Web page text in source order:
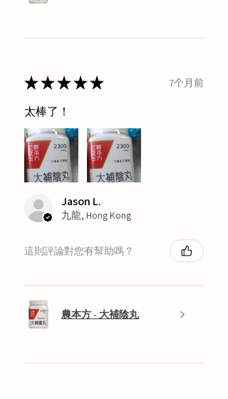
★★★★★ 7个月前
太棒了！
Jason L.
九龍, Hong Kong
這則評論對您有幫助嗎？
農本方 - 大補陰丸